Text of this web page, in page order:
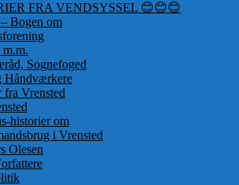
FRA VENDSYSSEL 😊😊😊
Bogen om
m.m.
Sognefoged
Håndværkere
fra Vrensted
historier om
i Vrensted
Olesen